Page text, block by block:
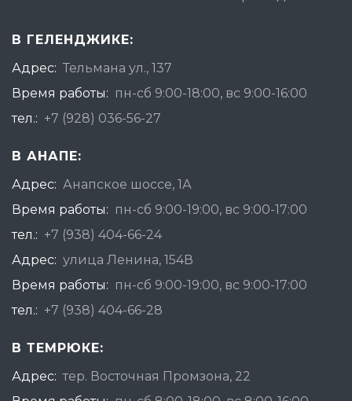
В ГЕЛЕНДЖИКЕ:
Адрес: Тельмана ул., 137
Время работы: пн-сб 9:00-18:00, вс 9:00-16:00
тел.: +7 (928) 036-56-27
В АНАПЕ:
Адрес: Анапское шоссе, 1А
Время работы: пн-сб 9:00-19:00, вс 9:00-17:00
тел.: +7 (938) 404-66-24
Адрес: улица Ленина, 154В
Время работы: пн-сб 9:00-19:00, вс 9:00-17:00
тел.: +7 (938) 404-66-28
В ТЕМРЮКЕ:
Адрес: тер. Восточная Промзона, 22